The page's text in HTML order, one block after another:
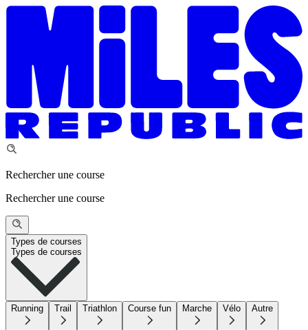
Rechercher une course
Rechercher une course
Types de courses
Types de courses
Running Trail Triathlon Course fun Marche Vélo Autre